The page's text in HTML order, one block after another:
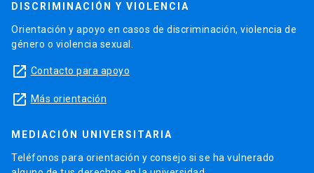
DISCRIMINACIÓN Y VIOLENCIA
Orientación y apoyo en casos de discriminación, violencia de
género o violencia sexual.
launch Contacto para apoyo
launch Más orientación
MEDIACIÓN UNIVERSITARIA
Teléfonos para orientación y consejo si se ha vulnerado